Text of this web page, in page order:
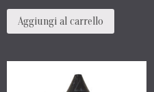
Aggiungi al carrello